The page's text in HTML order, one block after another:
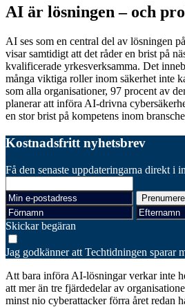
AI är lösningen – och
AI ses som en central del av lösningen
visar samtidigt att det råder en brist på
kvalificerade yrkesverksamma. Det
många viktiga roller inom säkerhet inte
som alla organisationer, 97 procent av
planerar att införa AI-drivna
en stor brist på kompetens inom
Kostnadsfritt nyhetsbrev
Få den senaste uppdateringarna direkt i
Skickar begäran
Jag godkänner att Techtidningen sparar
Att bara införa AI-lösningar verkar inte
att mer än tre fjärdedelar av
minst nio cyberattacker förra året redan